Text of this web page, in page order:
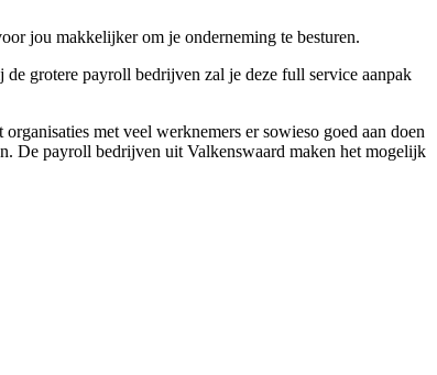
jou makkelijker om je onderneming te besturen.
grotere payroll bedrijven zal je deze full service aanpak
met veel werknemers er sowieso goed aan doen
De payroll bedrijven uit Valkenswaard maken het mogelijk